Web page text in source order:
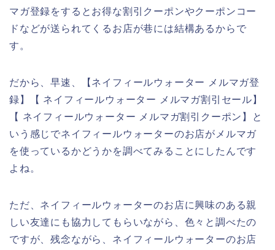
マガ登録をするとお得な割引クーポンやクーポンコー
ドなどが送られてくるお店が巷には結構あるからで
す。
だから、早速、【ネイフィールウォーター メルマガ登
録】【 ネイフィールウォーター メルマガ割引セール】
【 ネイフィールウォーター メルマガ割引クーポン】と
いう感じでネイフィールウォーターのお店がメルマガ
を使っているかどうかを調べてみることにしたんです
よね。
ただ、ネイフィールウォーターのお店に興味のある親
しい友達にも協力してもらいながら、色々と調べたの
ですが、残念ながら、ネイフィールウォーターのお店